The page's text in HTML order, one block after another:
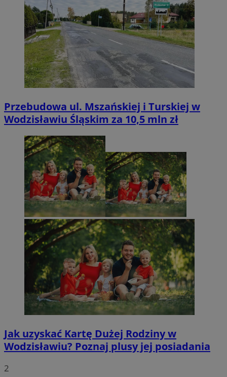
Przebudowa ul. Mszańskiej i Turskiej w
Wodzisławiu Śląskim za 10,5 mln zł
Jak uzyskać Kartę Dużej Rodziny w
Wodzisławiu? Poznaj plusy jej posiadania
2